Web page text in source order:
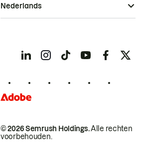
© 2026 Semrush Holdings.Alle rechten
voorbehouden.
Nederlands